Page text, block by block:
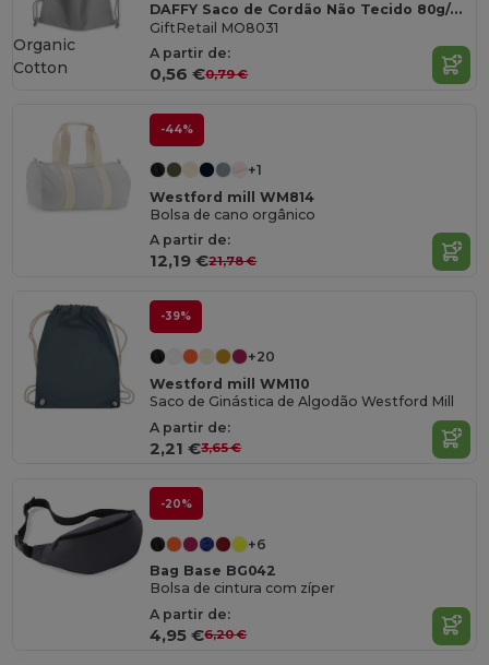
DAFFY Saco de Cordão Não Tecido 80g/m² DAFFY
GiftRetail MO8031
A partir de:
0,56 €0,79 €
Organic
Cotton
-44%
+1
Westford mill WM814
Bolsa de cano orgânico
A partir de:
12,19 €21,78 €
-39%
+20
Westford mill WM110
Saco de Ginástica de Algodão Westford Mill
A partir de:
2,21 €3,65 €
-20%
+6
Bag Base BG042
Bolsa de cintura com zíper
A partir de:
4,95 €6,20 €